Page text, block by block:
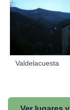
Valdelacuesta